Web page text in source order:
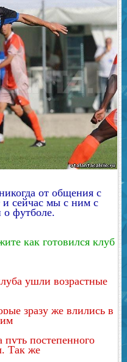
от общения с
и сейчас мы с ним с
о футболе.
как готовился клуб
ушли возрастные
зразу же влились в
путь постепенного
Так же